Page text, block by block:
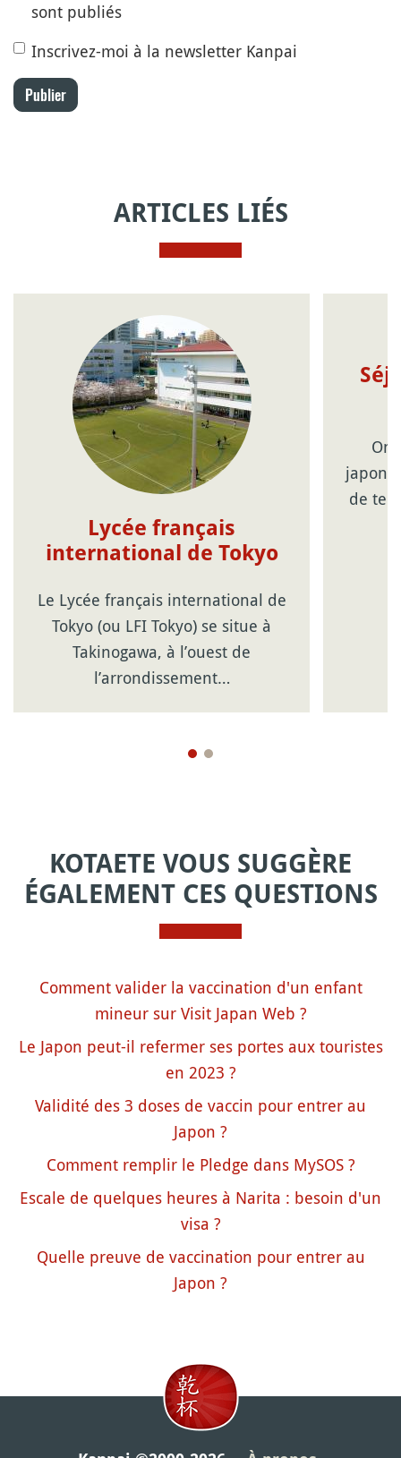
sont publiés
Inscrivez-moi à la newsletter Kanpai
Publier
ARTICLES LIÉS
Lycée français
international de Tokyo
Le Lycée français international de
Tokyo (ou LFI Tokyo) se situe à
Takinogawa, à l’ouest de
l’arrondissement…
On
de
KOTAETE VOUS SUGGÈRE
ÉGALEMENT CES QUESTIONS
Comment valider la vaccination d'un enfant
mineur sur Visit Japan Web ?
Le Japon peut-il refermer ses portes aux touristes
en 2023 ?
Validité des 3 doses de vaccin pour entrer au
Japon ?
Comment remplir le Pledge dans MySOS ?
Escale de quelques heures à Narita : besoin d'un
visa ?
Quelle preuve de vaccination pour entrer au
Japon ?